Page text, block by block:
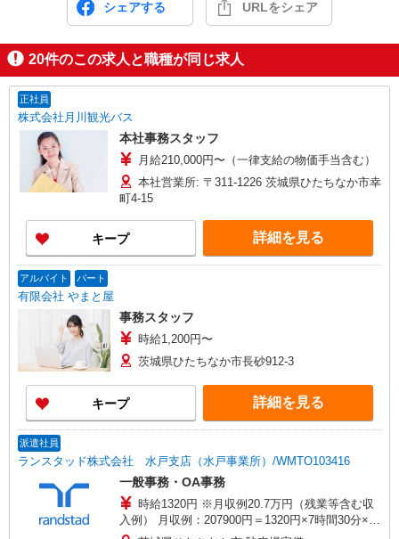
シェアする URLをシェア
20件のこの求人と職種が同じ求人
正社員
株式会社月川観光バス
本社事務スタッフ
月給210,000円〜（一律支給の物価手当含む）
本社営業所: 〒311-1226 茨城県ひたちなか市幸
町4-15
キープ 詳細を見る
アルバイト パート
有限会社 やまと屋
事務スタッフ
時給1,200円〜
茨城県ひたちなか市長砂912-3
キープ 詳細を見る
派遣社員
ランスタッド株式会社 水戸支店（水戸事業所）/WMTO103416
一般事務・OA事務
時給1320円 ※月収例20.7万円（残業等含む収
入例） 月収例：207900円＝1320円×7時間30分×21
日勤務の場合＋残業代、交通費別途支給 ※交通費